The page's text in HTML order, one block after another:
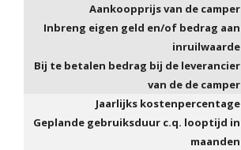
Aankoopprijs van de camper
Inbreng eigen geld en/of bedrag aan
inruilwaarde
Bij te betalen bedrag bij de leverancier
van de de camper
Jaarlijks kostenpercentage
Geplande gebruiksduur c.q. looptijd in
maanden